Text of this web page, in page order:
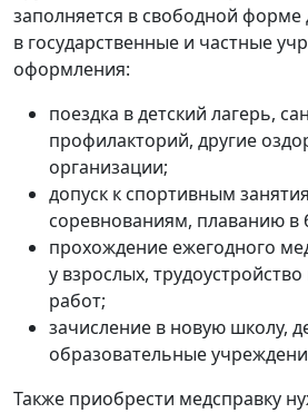
заполняется в свободной форме
в государственные и частные
оформления:
поездка в детский лагерь,
профилакторий, другие
организации;
допуск к спортивным
соревнованиям, плаванию в
прохождение ежегодного
у взрослых,
работ;
зачисление в новую школу,
образовательные
Также приобрести медсправку